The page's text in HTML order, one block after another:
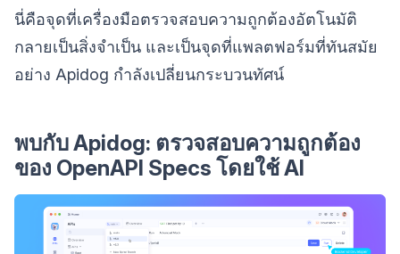
นี่คือจุดที่เครื่องมือตรวจสอบความถูกต้องอัตโนมัติ
กลายเป็นสิ่งจำเป็น และเป็นจุดที่แพลตฟอร์มที่ทันสมัย
อย่าง Apidog กำลังเปลี่ยนกระบวนทัศน์
พบกับ Apidog: ตรวจสอบความถูกต้อง
ของ OpenAPI Specs โดยใช้ AI